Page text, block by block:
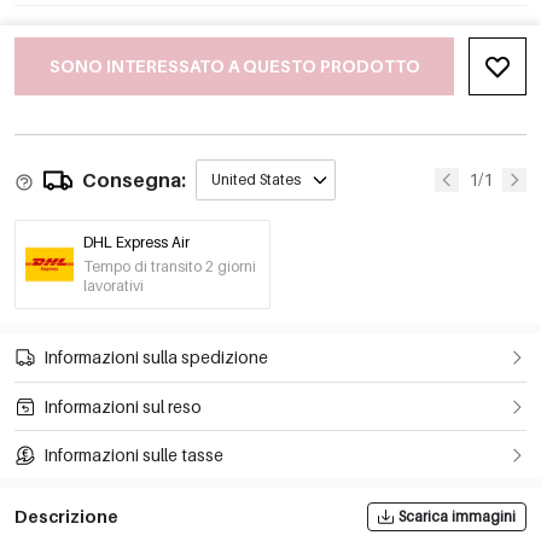
SONO INTERESSATO A QUESTO PRODOTTO
Consegna: United States 1/1
DHL Express Air
Tempo di transito 2 giorni
lavorativi
Informazioni sulla spedizione
Informazioni sul reso
Informazioni sulle tasse
Descrizione Scarica immagini